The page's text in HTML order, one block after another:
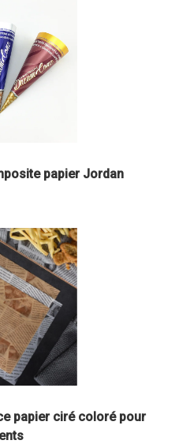
papier Jordan
papier ciré coloré pour